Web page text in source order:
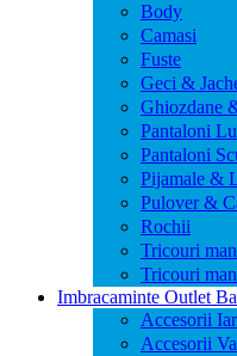
Body
Camasi
Fuste
Geci &
Ghiozdane
Pantaloni
Pantaloni
Pijamale &
Pulover &
Rochii
Tricouri
Tricouri
Imbracaminte Outlet
Accesorii
Accesorii